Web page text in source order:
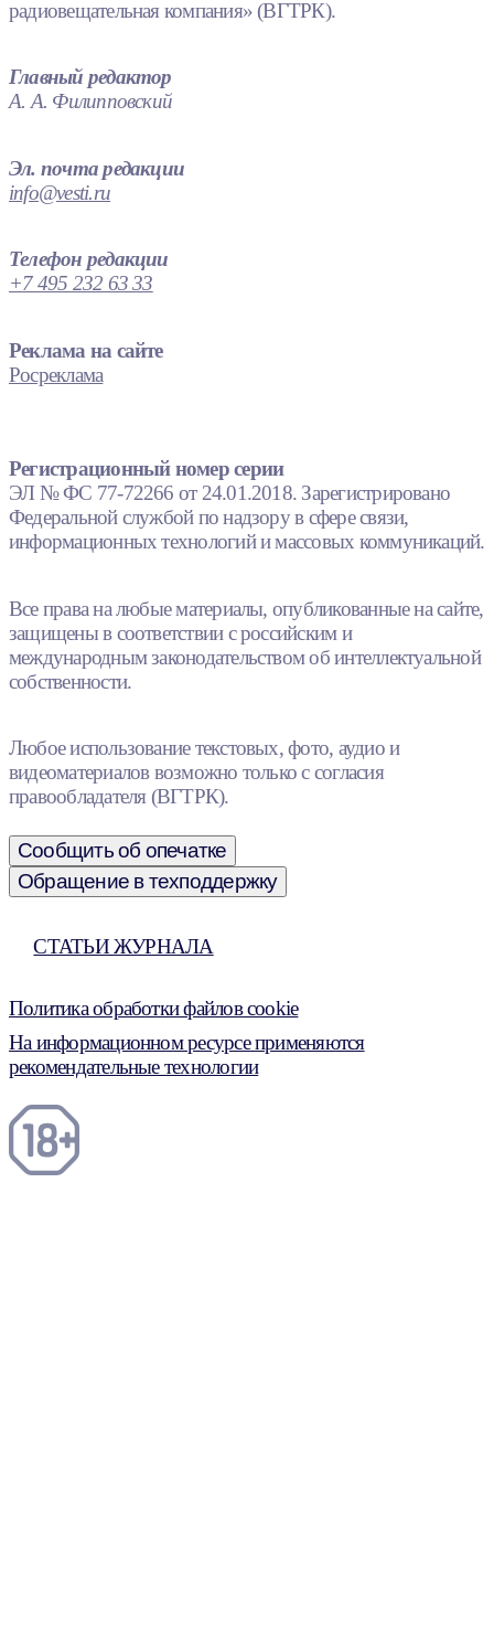
радиовещательная компания» (ВГТРК).
Главный редактор
А. А. Филипповский
Эл. почта редакции
info@vesti.ru
Телефон редакции
+7 495 232 63 33
Реклама на сайте
Росреклама
Регистрационный номер серии
ЭЛ № ФС 77-72266 от 24.01.2018. Зарегистрировано
Федеральной службой по надзору в сфере связи,
информационных технологий и массовых коммуникаций.
Все права на любые материалы, опубликованные на сайте,
защищены в соответствии с российским и
международным законодательством об интеллектуальной
собственности.
Любое использование текстовых, фото, аудио и
видеоматериалов возможно только с согласия
правообладателя (ВГТРК).
Сообщить об опечатке
Обращение в техподдержку
СТАТЬИ ЖУРНАЛА
Политика обработки файлов cookie
На информационном ресурсе применяются
рекомендательные технологии